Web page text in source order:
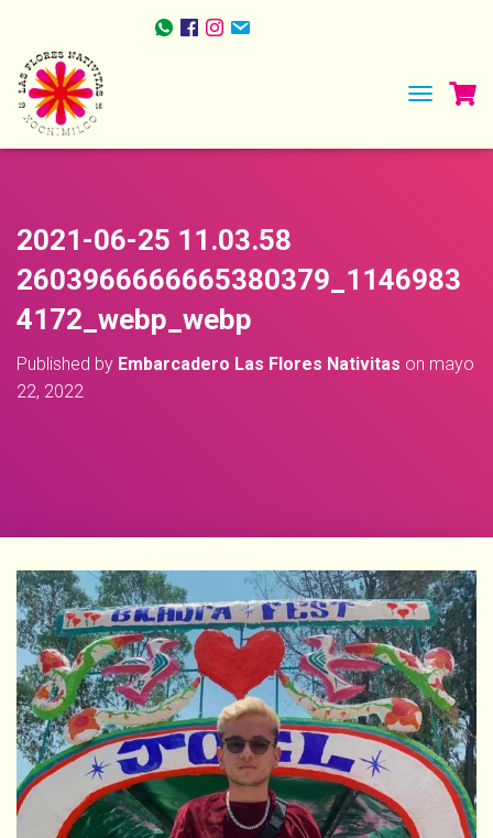
TOGGLE
2021-06-25 11.03.58
2603966666665380379_1146983
4172_webp_webp
Published by Embarcadero Las Flores Nativitas on mayo
22, 2022